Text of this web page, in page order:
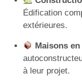
Édification
extérieures.
Maisons
à leur projet.